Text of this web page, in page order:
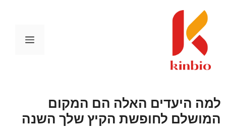
לתוכן
תפריט
למה היעדים האלה הם המקום
המושלם לחופשת הקיץ שלך השנה